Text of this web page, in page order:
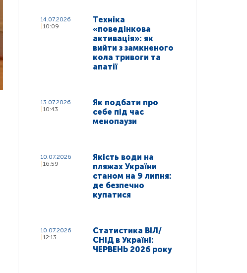
14.07.2026
10:09
Техніка
«поведінкова
активація»: як
вийти з замкненого
кола тривоги та
апатії
13.07.2026
10:43
Як подбати про
себе під час
менопаузи
10.07.2026
16:59
Якість води на
пляжах України
станом на 9 липня:
де безпечно
купатися
10.07.2026
12:13
Статистика ВІЛ/
СНІД в Україні:
ЧЕРВЕНЬ 2026 року